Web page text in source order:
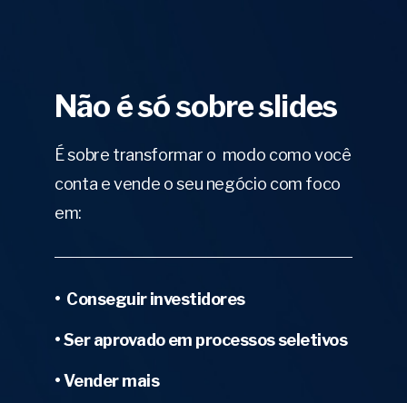
Não é só sobre slides
É sobre transformar o modo como você
conta e vende o seu negócio com foco
em:
• Conseguir investidores
• Ser aprovado em processos seletivos
• Vender mais